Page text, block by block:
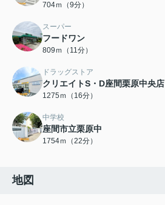
704ｍ（9分）
スーパー
フードワン
809ｍ（11分）
ドラッグストア
クリエイトS・D座間栗原中央店
1275ｍ（16分）
中学校
座間市立栗原中
1754ｍ（22分）
地図